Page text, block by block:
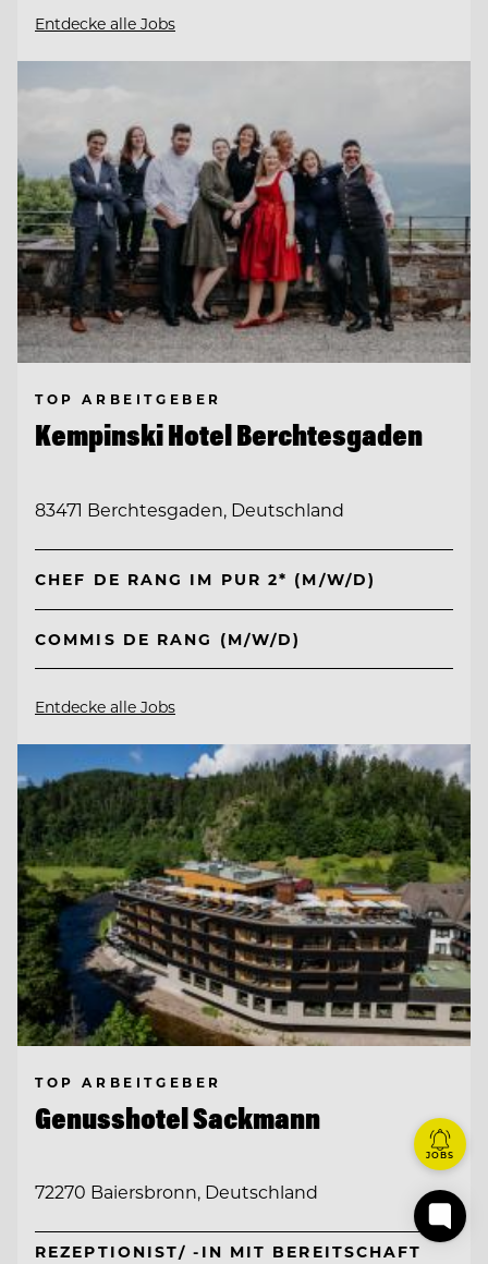
Entdecke alle Jobs
TOP ARBEITGEBER
Kempinski Hotel Berchtesgaden
83471 Berchtesgaden, Deutschland
CHEF DE RANG IM PUR 2* (M/W/D)
COMMIS DE RANG (M/W/D)
Entdecke alle Jobs
TOP ARBEITGEBER
Genusshotel Sackmann
72270 Baiersbronn, Deutschland
REZEPTIONIST/ -IN MIT BEREITSCHAFT
JOBS